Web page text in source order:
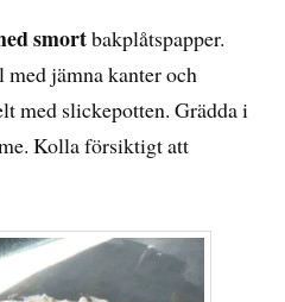
smortbakplåtspapper.
jämna kanter och
med slickepotten. Grädda i
Kolla försiktigt att